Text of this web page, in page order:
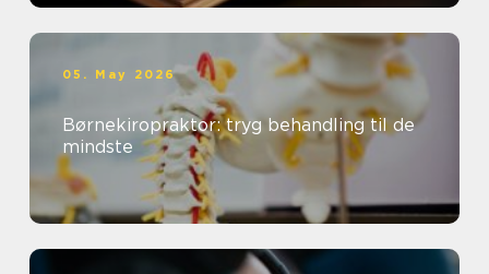
05. May 2026
Børnekiropraktor: tryg behandling til de
mindste